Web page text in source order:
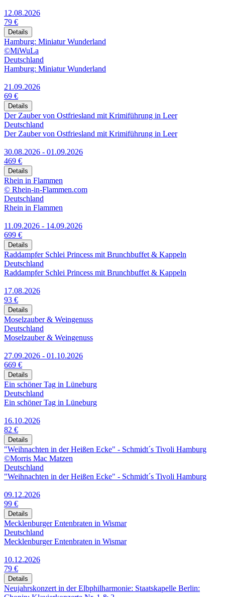
12.08.2026
79 €
Details
Hamburg: Miniatur Wunderland
©MiWuLa
Deutschland
Hamburg: Miniatur Wunderland
21.09.2026
69 €
Details
Der Zauber von Ostfriesland mit Krimiführung in Leer
Deutschland
Der Zauber von Ostfriesland mit Krimiführung in Leer
30.08.2026 - 01.09.2026
469 €
Details
Rhein in Flammen
© Rhein-in-Flammen.com
Deutschland
Rhein in Flammen
11.09.2026 - 14.09.2026
699 €
Details
Raddampfer Schlei Princess mit Brunchbuffet & Kappeln
Deutschland
Raddampfer Schlei Princess mit Brunchbuffet & Kappeln
17.08.2026
93 €
Details
Moselzauber & Weingenuss
Deutschland
Moselzauber & Weingenuss
27.09.2026 - 01.10.2026
669 €
Details
Ein schöner Tag in Lüneburg
Deutschland
Ein schöner Tag in Lüneburg
16.10.2026
82 €
Details
"Weihnachten in der Heißen Ecke" - Schmidt´s Tivoli Hamburg
©Morris Mac Matzen
Deutschland
"Weihnachten in der Heißen Ecke" - Schmidt´s Tivoli Hamburg
09.12.2026
99 €
Details
Mecklenburger Entenbraten in Wismar
Deutschland
Mecklenburger Entenbraten in Wismar
10.12.2026
79 €
Details
Neujahrskonzert in der Elbphilharmonie: Staatskapelle Berlin: